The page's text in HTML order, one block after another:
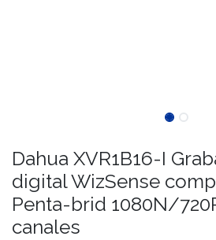
Dahua XVR1B16-I
digital WizSense
Penta-brid 1080N/
canales